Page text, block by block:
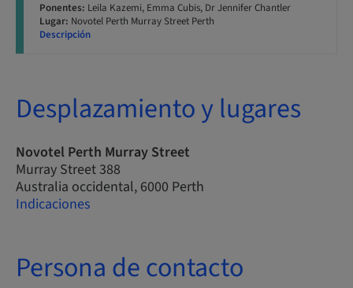
Ponentes: Leila Kazemi, Emma Cubis, Dr Jennifer Chantler
Lugar: Novotel Perth Murray Street Perth
Descripción
Desplazamiento y lugares
Novotel Perth Murray Street
Murray Street 388
Australia occidental, 6000 Perth
Indicaciones
Persona de contacto